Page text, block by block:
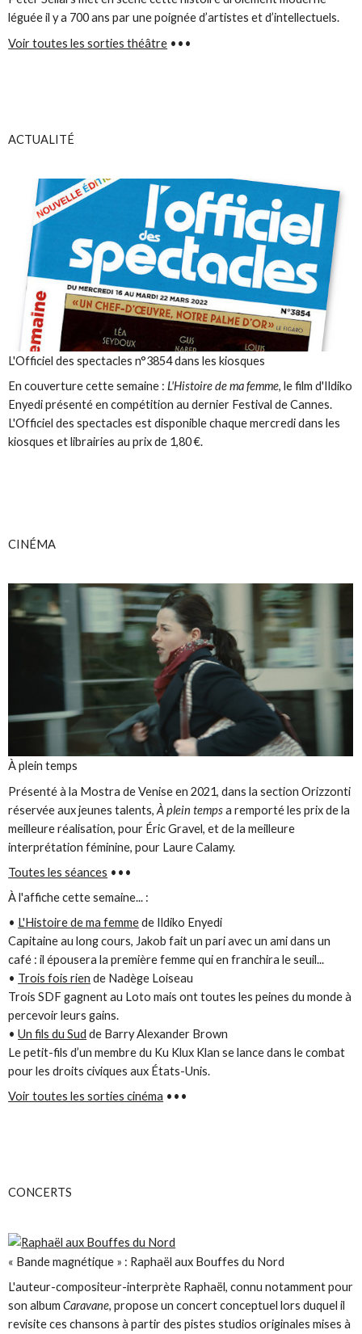
léguée il y a 700 ans par une poignée d’artistes et d’intellectuels.
Voir toutes les sorties théâtre •••
ACTUALITÉ
L'Officiel des spectacles n°3854 dans les kiosques
En couverture cette semaine :L'Histoire de ma femme, le film d'Ildiko
Enyedi présenté en compétition au dernier Festival de Cannes.
L'Officiel des spectacles est disponible chaque mercredi dans les
kiosques et librairies au prix de 1,80 €.
CINÉMA
À plein temps
Présenté à la Mostra de Venise en 2021, dans la section Orizzonti
réservée aux jeunes talents,À plein tempsa remporté les prix de la
meilleure réalisation, pour Éric Gravel, et de la meilleure
interprétation féminine, pour Laure Calamy.
Toutes les séances •••
À l'affiche cette semaine... :
• L'Histoire de ma femmede Ildiko Enyedi
Capitaine au long cours, Jakob fait un pari avec un ami dans un
café : il épousera la première femme qui en franchira le seuil...
• Trois fois rien de Nadège Loiseau
Trois SDF gagnent au Loto mais ont toutes les peines du monde à
percevoir leurs gains.
•Un fils du Sud de Barry Alexander Brown
Le petit-fils d’un membre du Ku Klux Klan se lance dans le combat
pour les droits civiques aux États-Unis.
Voir toutes les sorties cinéma •••
CONCERTS
« Bande magnétique » : Raphaël aux Bouffes du Nord
L'auteur-compositeur-interprète Raphaël, connu notamment pour
son albumCaravane, propose un concert conceptuel lors duquel il
revisite ces chansons à partir des pistes studios originales mises à